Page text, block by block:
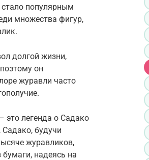
популярным
множества фигур,
долгой жизни,
он
журавли часто
это легенда о Садако
будучи
журавликов,
надеясь на